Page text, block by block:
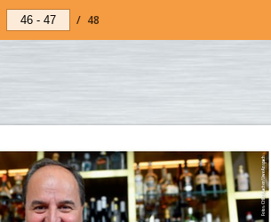
/ 48